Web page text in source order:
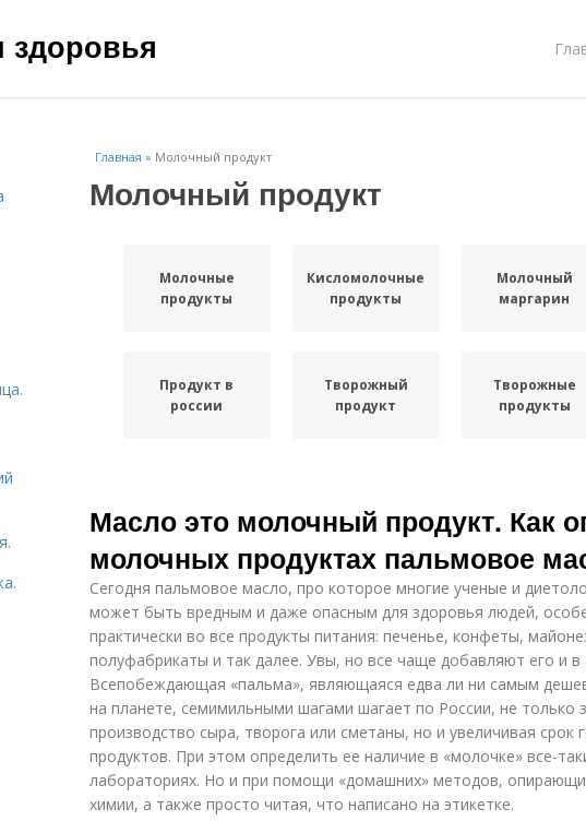
здоровья
Главная » Молочный продукт
Молочный продукт
Молочные
продукты
Кисломолочные
продукты
Молочный
маргарин
Продукт в
россии
Творожный
продукт
Творожные
продукты
напиток
напитки
продукт
Обезжиренные
продукты
Разница между
молочными
продуктами
Продукты в
закладки
Молочный жир Молочный сахар Продукт на а
Масло это молочный продукт. Как
молочных продуктах пальмовое
Сегодня пальмовое масло, про которое многие ученые и
может быть вредным и даже опасным для здоровья людей,
практически во все продукты питания: печенье, конфеты,
полуфабрикаты и так далее. Увы, но все чаще добавляют его и в
Всепобеждающая «пальма», являющаяся едва ли ни самым
на планете, семимильными шагами шагает по России, не только
производство сыра, творога или сметаны, но и увеличивая срок
продуктов. При этом определить ее наличие в «молочке» все-
лабораториях. Но и при помощи «домашних» методов,
химии, а также просто читая, что написано на этикетке.